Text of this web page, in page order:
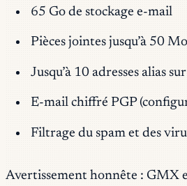
65 Go de stockage e-mail
Pièces jointes jusqu’à 50 Mo
Jusqu’à 10 adresses alias
E-mail chiffré PGP
Filtrage du spam et des
Avertissement honnête : GMX